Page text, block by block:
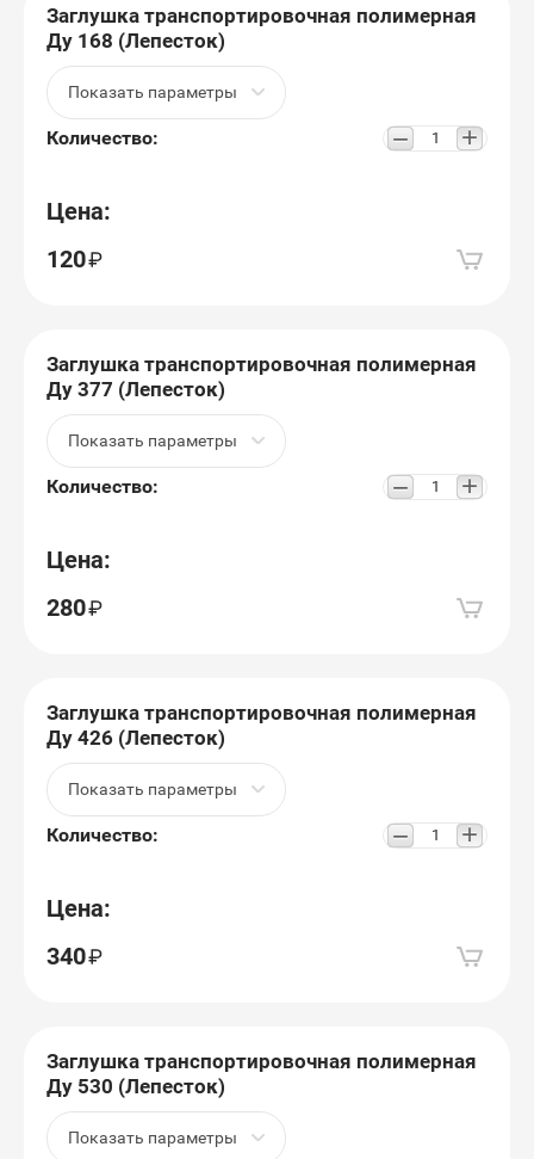
Заглушка транспортировочная полимерная
Ду 168 (Лепесток)
Показать параметры
Количество: − +
Цена:
120
Заглушка транспортировочная полимерная
Ду 377 (Лепесток)
Показать параметры
Количество: − +
Цена:
280
Заглушка транспортировочная полимерная
Ду 426 (Лепесток)
Показать параметры
Количество: − +
Цена:
340
Заглушка транспортировочная полимерная
Ду 530 (Лепесток)
Показать параметры